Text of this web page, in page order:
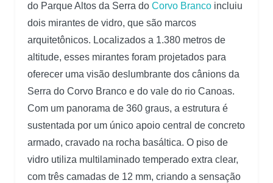
do Parque Altos da Serra do Corvo Branco incluiu
dois mirantes de vidro, que são marcos
arquitetônicos. Localizados a 1.380 metros de
altitude, esses mirantes foram projetados para
oferecer uma visão deslumbrante dos cânions da
Serra do Corvo Branco e do vale do rio Canoas.
Com um panorama de 360 graus, a estrutura é
sustentada por um único apoio central de concreto
armado, cravado na rocha basáltica. O piso de
vidro utiliza multilaminado temperado extra clear,
com três camadas de 12 mm, criando a sensação